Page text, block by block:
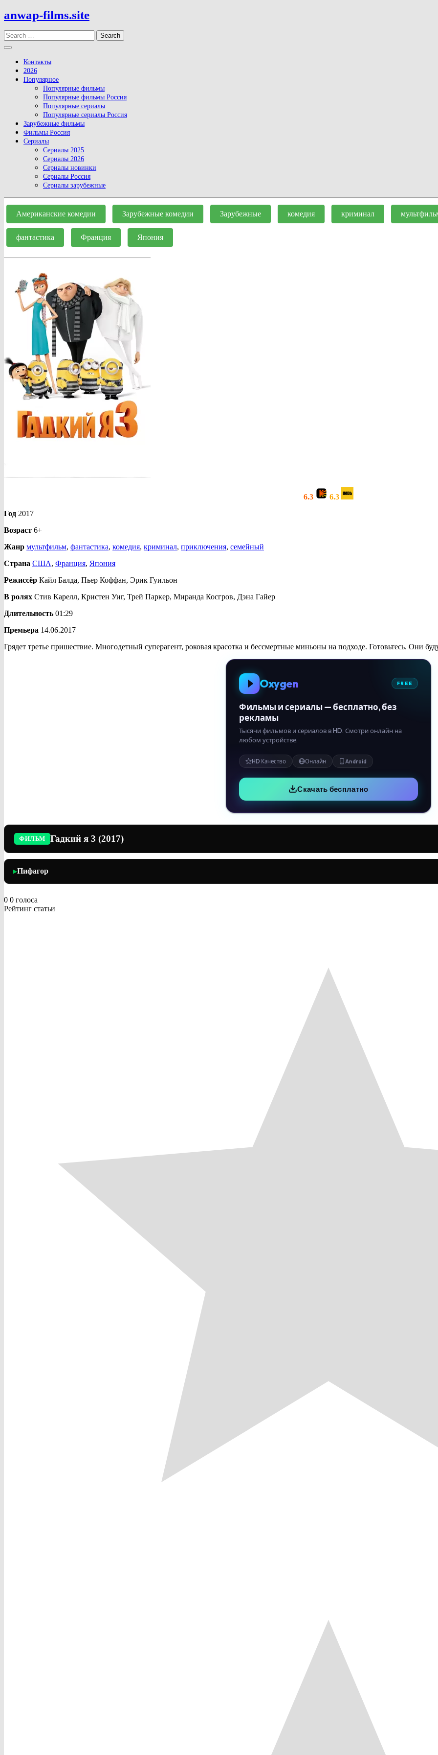
Skip
to
content
anwap-films.site
Search
Open
Button
Контакты
2026
Популярное
Популярные фильмы
Популярные фильмы Россия
Популярные сериалы
Популярные сериалы Россия
Зарубежные фильмы
Фильмы Россия
Сериалы
Сериалы 2025
Сериалы 2026
Сериалы новинки
Сериалы Россия
Сериалы зарубежные
Close
Button
Американские комедии Зарубежные комедии Зарубежные комедия криминал
фантастика Франция Япония
6.3
6.3
Год 2017
Возраст 6+
Жанр мультфильм, фантастика, комедия, криминал, приключения, семейный
Страна США, Франция, Япония
Режиссёр Кайл Балда, Пьер Коффан, Эрик Гуильон
В ролях Стив Карелл, Кристен Уиг, Трей Паркер, Миранда Косгров, Дэна Гайер
Длительность 01:29
Премьера 14.06.2017
Грядет третье пришествие. Многодетный суперагент, роковая красотка и бессмертные миньоны на подходе. Готовьтесь. Они
Oxygen FREE
Фильмы и сериалы — бесплатно, без
рекламы
Тысячи фильмов и сериалов в HD. Смотри онлайн на
любом устройстве.
HD Качество Онлайн Android
Скачать бесплатно
ФИЛЬМ Гадкий я 3 (2017)
▶Пифагор
0 0 голоса
Рейтинг статьи